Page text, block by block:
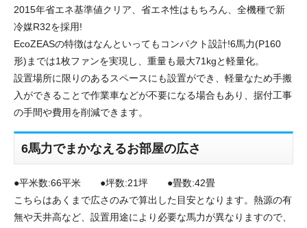
2015年省エネ基準値クリア、省エネ性はもちろん、全機種で新
冷媒R32を採用!
EcoZEASの特徴はなんといってもコンパクト設計!6馬力(P160
形)までは1枚ファンを実現し、重量も最大71kgと軽量化。
設置場所に限りのあるスペースにも設置ができ、軽量なため手搬
入ができることで作業車などが不要になる場合もあり、据付工事
の手間や費用を削減できます。
6馬力でまかなえるお部屋の広さ
●平米数:66平米 ●坪数:21坪 ●畳数:42畳
こちらはあくまで広さのみで算出した目安となります。熱源の有
無や天井高など、設置用途により必要な馬力が異なりますので、